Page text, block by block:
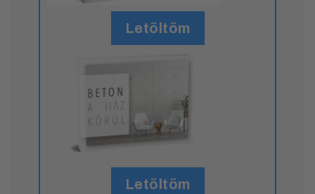
Letöltöm
Letöltöm